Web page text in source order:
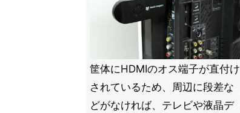
筐体にHDMIのオス端子が直付け
されているため、周辺に段差な
どがなければ、テレビや液晶デ